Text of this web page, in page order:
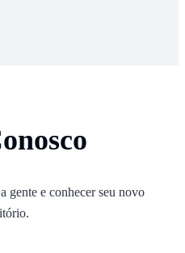
gente e conhecer seu novo